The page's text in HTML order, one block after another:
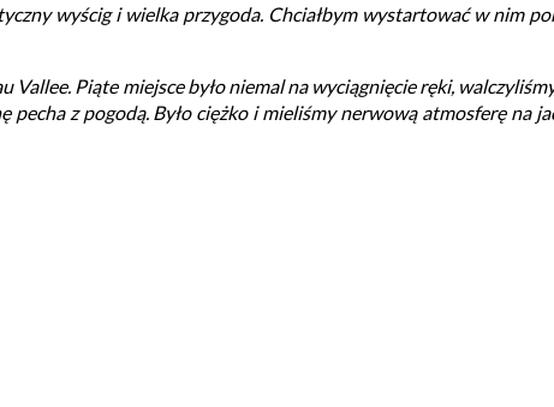
wyścig i wielka przygoda. Chciałbym wystartować w nim
Vallee. Piąte miejsce było niemal na wyciągnięcie ręki,
z pogodą. Było ciężko i mieliśmy nerwową atmosferę na